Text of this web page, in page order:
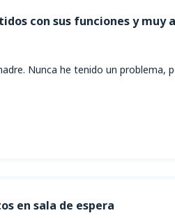
con sus funciones y muy
Nunca he tenido un problema,
en sala de espera